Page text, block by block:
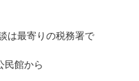
は最寄りの税務署で
民館から